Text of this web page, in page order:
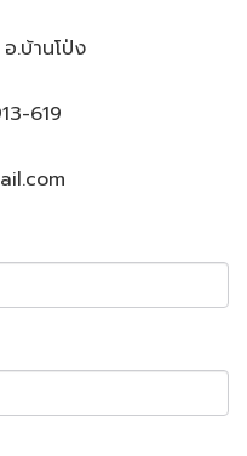
.บ้านโป่ง
619